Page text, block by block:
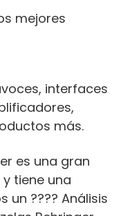
mejores
interfaces
más.
es una gran
tiene una
un ???? Análisis